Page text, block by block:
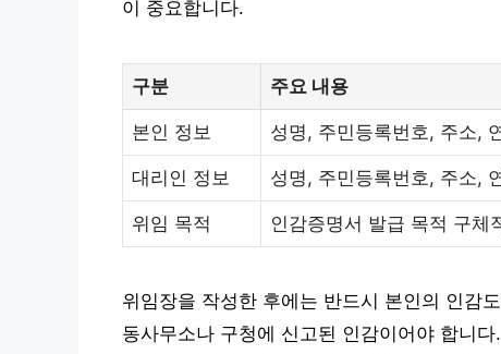
이 중요합니다.
구분 주요 내용
본인 정보 성명, 주민등록번호, 주소,
대리인 정보 성명, 주민등록번호, 주소,
위임 목적 인감증명서 발급 목적 구체
위임장을 작성한 후에는 반드시 본인의 인감
동사무소나 구청에 신고된 인감이어야 합니